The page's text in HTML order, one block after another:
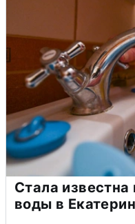
Стала
воды в